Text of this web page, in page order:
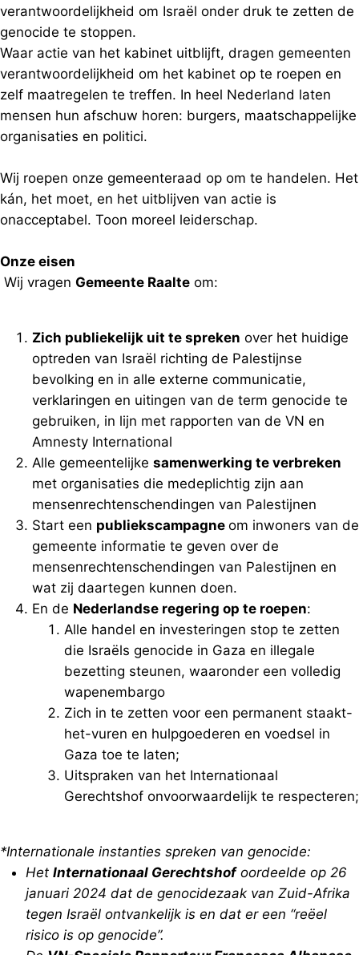
verantwoordelijkheid om Israël onder druk te zetten de
genocide te stoppen.
Waar actie van het kabinet uitblijft, dragen gemeenten
verantwoordelijkheid om het kabinet op te roepen en
zelf maatregelen te treffen. In heel Nederland laten
mensen hun afschuw horen: burgers, maatschappelijke
organisaties en politici.
Wij roepen onze gemeenteraad op om te handelen. Het
kán, het moet, en het uitblijven van actie is
onacceptabel. Toon moreel leiderschap.
Onze eisen
Wij vragen Gemeente Raalte om:
Zich publiekelijk uit te spreken over het huidige
optreden van Israël richting de Palestijnse
bevolking en in alle externe communicatie,
verklaringen en uitingen van de term genocide te
gebruiken, in lijn met rapporten van de VN en
Amnesty International
Alle gemeentelijke samenwerking te verbreken
met organisaties die medeplichtig zijn aan
mensenrechtenschendingen van Palestijnen
Start een publiekscampagne om inwoners van de
gemeente informatie te geven over de
mensenrechtenschendingen van Palestijnen en
wat zij daartegen kunnen doen.
En de Nederlandse regering op te roepen:
Alle handel en investeringen stop te zetten
die Israëls genocide in Gaza en illegale
bezetting steunen, waaronder een volledig
wapenembargo
Zich in te zetten voor een permanent staakt-
het-vuren en hulpgoederen en voedsel in
Gaza toe te laten;
Uitspraken van het Internationaal
Gerechtshof onvoorwaardelijk te respecteren;
*Internationale instanties spreken van genocide:
Het Internationaal Gerechtshofoordeelde op 26
januari 2024 dat de genocidezaak van Zuid-Afrika
tegen Israël ontvankelijk is en dat er een “reëel
risico is op genocide”.